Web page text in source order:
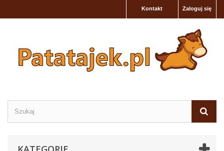
Zaloguj się
Kontakt